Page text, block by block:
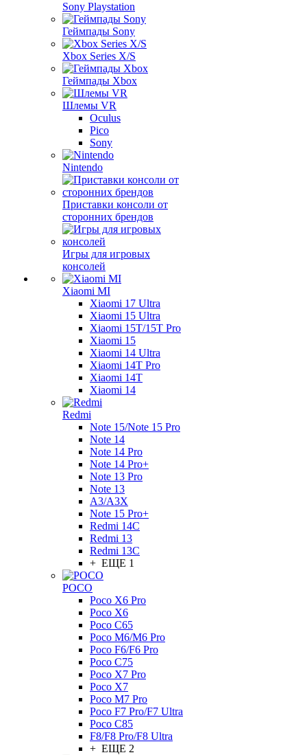
Sony Playstation
Геймпады Sony
Xbox Series X/S
Геймпады Xbox
Шлемы VR
Oculus
Pico
Sony
Nintendo
Приставки консоли от
сторонних брендов
Игры для игровых
консолей
Xiaomi MI
Xiaomi 17 Ultra
Xiaomi 15 Ultra
Xiaomi 15T/15T Pro
Xiaomi 15
Xiaomi 14 Ultra
Xiaomi 14T Pro
Xiaomi 14T
Xiaomi 14
Redmi
Note 15/Note 15 Pro
Note 14
Note 14 Pro
Note 14 Pro+
Note 13 Pro
Note 13
A3/A3X
Note 15 Pro+
Redmi 14C
Redmi 13
Redmi 13C
+ ЕЩЕ 1
POCO
Poco X6 Pro
Poco X6
Poco C65
Poco M6/M6 Pro
Poco F6/F6 Pro
Poco C75
Poco X7 Pro
Poco X7
Poco M7 Pro
Poco F7 Pro/F7 Ultra
Poco C85
F8/F8 Pro/F8 Ultra
+ ЕЩЕ 2